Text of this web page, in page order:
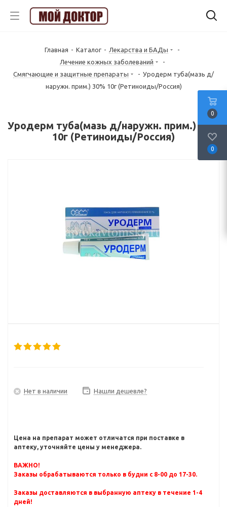
Главная - Каталог - Лекарства и БАДы
-
Лечение кожных заболеваний
-
Смягчающие и защитные препараты
- Уродерм туба(мазь д/
наружн. прим.) 30% 10г (Ретиноиды/Россия)
Уродерм туба(мазь д/наружн. прим.) 30%
10г (Ретиноиды/Россия)
Нет в наличии Нашли дешевле?
Цена на препарат может отличатся при поставке в
аптеку, уточняйте цены у менеджера.
ВАЖНО!
Заказы обрабатываются только в будни с 8-00 до 17-30.
Заказы доставляются в выбранную аптеку в течение 1-4
дней!
0
0